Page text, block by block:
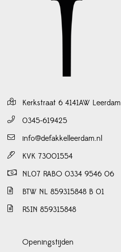
Kerkstraat 6 4141AW Leerdam
0345-619425
info@defakkelleerdam.nl
KVK 73001554
NL07 RABO 0334 9546 06
BTW NL 859315848 B 01
RSIN 859315848
Openingstijden